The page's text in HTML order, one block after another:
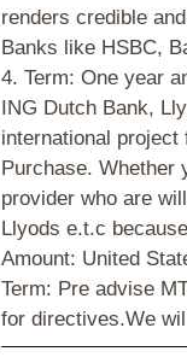
renders credible
Banks like HSBC,
4. Term: One year
ING Dutch Bank,
international
Purchase. Whether
provider who are
Llyods e.t.c
Amount: United
Term: Pre advise
for directives.We